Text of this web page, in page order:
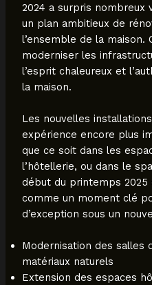
2024 a surpris nombreux
un plan ambitieux de
l’ensemble de la maison.
moderniser les
l’esprit chaleureux et
la maison.
Les nouvelles
expérience encore plus
que ce soit dans les
l’hôtellerie, ou dans le
début du printemps
comme un moment clé
d’exception sous un
Modernisation des salles
matériaux naturels
Extension des espaces